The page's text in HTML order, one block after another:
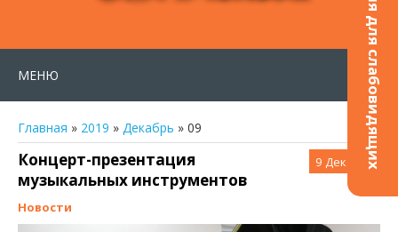
Версия для слабовидящих
МЕНЮ
Главная » 2019 » Декабрь » 09
9 Дек 2019
Концерт-презентация
музыкальных инструментов
Новости